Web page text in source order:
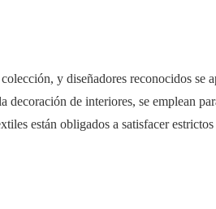
y diseñadores reconocidos se
decoración de interiores, se emplean
están obligados a satisfacer